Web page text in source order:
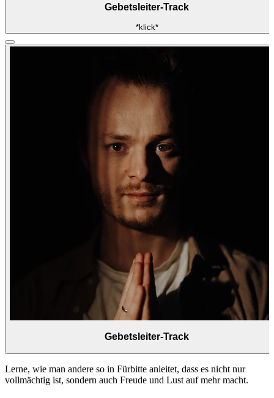
Gebetsleiter-Track
*klick*
Gebetsleiter-Track
Lerne, wie man andere so in Fürbitte anleitet, dass es nicht nur
vollmächtig ist, sondern auch Freude und Lust auf mehr macht.